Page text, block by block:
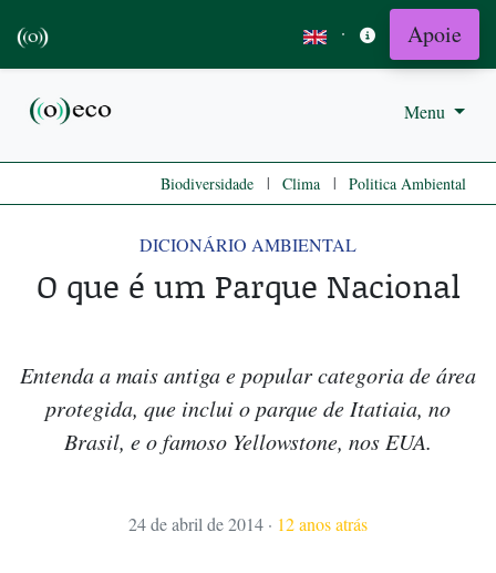
· Apoie
Menu
Biodiversidade | Clima | Politica Ambiental
DICIONÁRIO AMBIENTAL
O que é um Parque Nacional
Entenda a mais antiga e popular categoria de área
protegida, que inclui o parque de Itatiaia, no
Brasil, e o famoso Yellowstone, nos EUA.
24 de abril de 2014 · 12 anos atrás